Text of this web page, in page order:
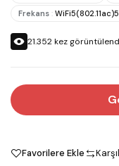
Frekans :
21.352kez
Favorilere Ekle